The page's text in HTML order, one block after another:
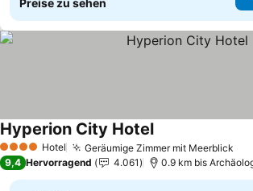
Preise zu sehen
4 Sterne Hotel Geräumige Zimmer mit Meerblick
Hyperion City HotelPreise sehen
9,4 Hervorragend 4.061 0.9 km bis